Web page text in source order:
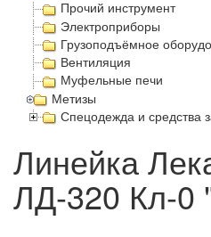
Прочий инструмент
Электроприборы
Грузоподъёмное
Вентиляция
Муфельные печи
Метизы
Спецодежда и средства
Линейка
ЛД-320 Кл-0